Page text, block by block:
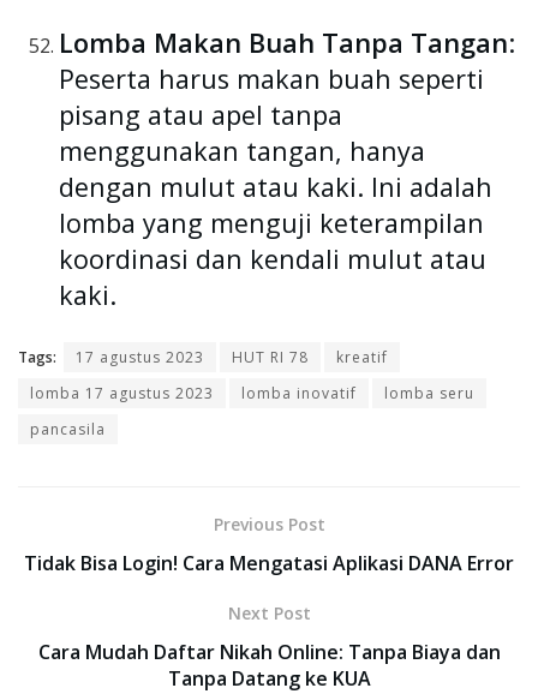
Lomba Makan Buah Tanpa Tangan:
Peserta harus makan buah seperti
pisang atau apel tanpa
menggunakan tangan, hanya
dengan mulut atau kaki. Ini adalah
lomba yang menguji keterampilan
koordinasi dan kendali mulut atau
kaki.
Tags: 17 agustus 2023 HUT RI 78
kreatif
lomba 17 agustus 2023
lomba inovatif
lomba seru
pancasila
Previous Post
Tidak Bisa Login! Cara Mengatasi Aplikasi DANA Error
Next Post
Cara Mudah Daftar Nikah Online: Tanpa Biaya dan
Tanpa Datang ke KUA